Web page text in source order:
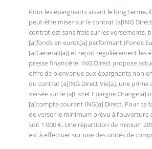
Pour les épargnants visant le long terme,
peut-être miser sur le contrat [a[ING
contrat est sans frais sur les versements,
[a[fonds en euros]a] performant (Fonds
[a[Generali]a]) et reçoit régulièrement les
presse financière. ING Direct propose
offre de bienvenue aux épargnants non
du contrat [a[ING Direct Vie]a], une prime
versée sur le [a[Livret Epargne Orange]a]
[a[compte courant ING]a] Direct. Pour ce
de verser le minimum prévu à l’ouverture
soit 1 000 €. Une répartition de minium
est à effectuer sur une des unités de